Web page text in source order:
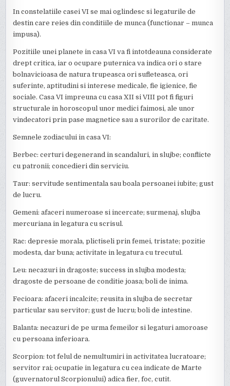
In constelatiile casei VI se mai oglindesc si legaturile de
destin care reies din conditiile de munca (functionar – munca
impusa).
Pozitiile unei planete in casa VI va fi intotdeauna considerate
drept critica, iar o ocupare puternica va indica ori o stare
bolnavicioasa de natura trupeasca ori sufleteasca, ori
suferinte, aptitudini si interese medicale, fie igienice, fie
sociale. Casa VI impreuna cu casa XII si VIII pot fi figuri
structurale in horoscopul unor medici faimosi, ale unor
vindecatori prin pase magnetice sau a surorilor de caritate.
Semnele zodiacului in casa VI:
Berbec: certuri degenerand in scandaluri, in slujbe; conflicte
cu patronii; concedieri din serviciu.
Taur: servitude sentimentala sau boala persoanei iubite; gust
de lucru.
Gemeni: afaceri numeroase si incercate; surmenaj, slujba
mercuriana in legatura cu scrisul.
Rac: depresie morala, plictiseli prin femei, tristate; pozitie
modesta, dar buna; activitate in legatura cu trecutul.
Leu: necazuri in dragoste; success in slujba modesta;
dragoste de persoane de conditie joasa; boli de inima.
Fecioara: afaceri incalcite; reusita in slujba de secretar
particular sau servitor; gust de lucru; boli de intestine.
Balanta: necazuri de pe urma femeilor si legaturi amoroase
cu persoana inferioara.
Scorpion: tot felul de nemultumiri in activitatea lucratoare;
servitor rai; ocupatie in legatura cu cea indicate de Marte
(guvernatorul Scorpionului) adica fier, foc, cutit.